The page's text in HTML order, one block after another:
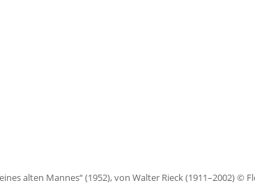
alten Mannes“ (1952), von Walter Rieck (1911–2002) ©